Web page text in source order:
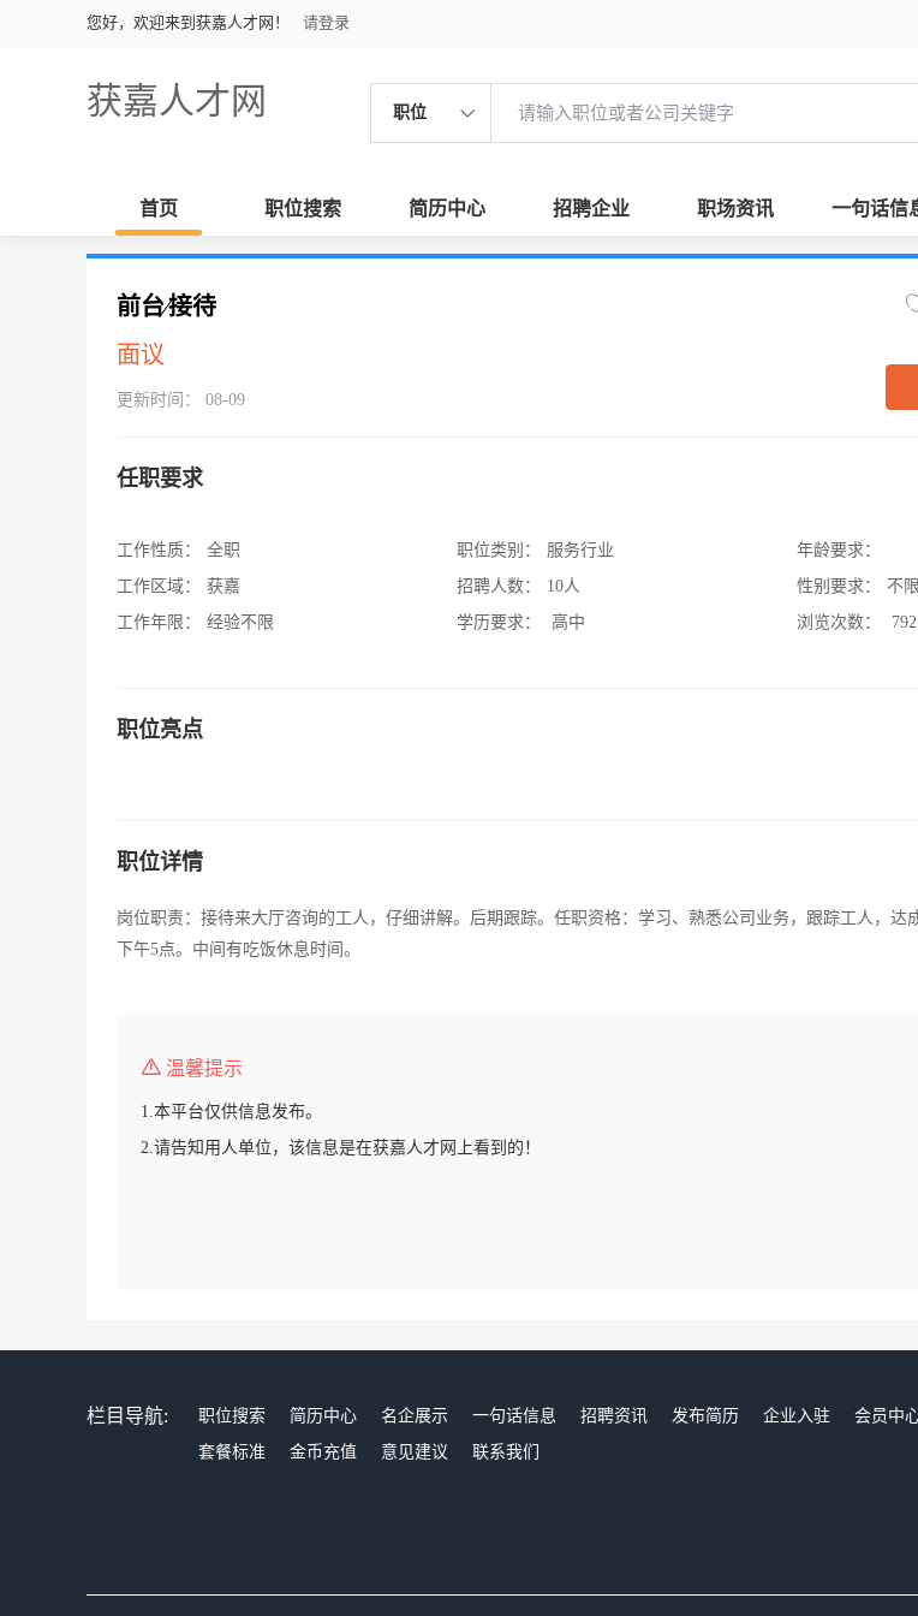
您好，欢迎来到获嘉人才网！ 请登录
获嘉人才网 职位
首页 职位搜索 简历中心 招聘企业 职场资讯 一句话信
前台∕接待
面议
更新时间： 08-09
任职要求
工作性质：
全职
工作区域：
获嘉
工作年限：
经验不限
职位类别：
服务行业
招聘人数：
10人
学历要求：
高中
年龄要求：
性别要求：
不限
浏览次数：
792
职位亮点
职位详情
岗位职责：接待来大厅咨询的工人，仔细讲解。后期跟踪。任职资格：学习、熟悉公司业务，跟踪工人，达
下午5点。中间有吃饭休息时间。
温馨提示
1.本平台仅供信息发布。
2.请告知用人单位，该信息是在获嘉人才网上看到的！
栏目导航: 职位搜索 简历中心 名企展示 一句话信息 招聘资讯 发布简历 企业入驻 会员中
套餐标准
金币充值 意见建议 联系我们